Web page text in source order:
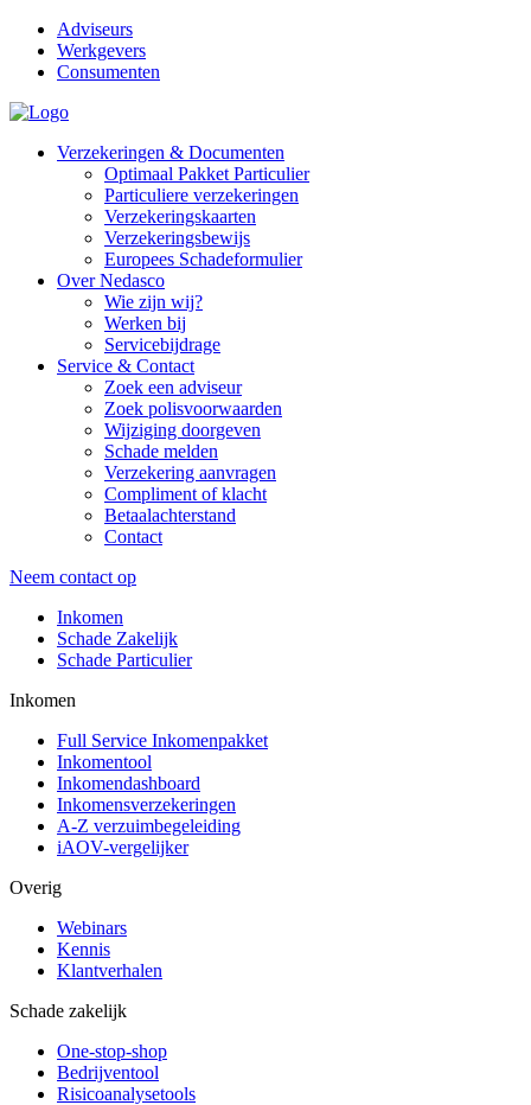
Adviseurs
Werkgevers
Consumenten
Verzekeringen & Documenten
Optimaal Pakket Particulier
Particuliere verzekeringen
Verzekeringskaarten
Verzekeringsbewijs
Europees Schadeformulier
Over Nedasco
Wie zijn wij?
Werken bij
Servicebijdrage
Service & Contact
Zoek een adviseur
Zoek polisvoorwaarden
Wijziging doorgeven
Schade melden
Verzekering aanvragen
Compliment of klacht
Betaalachterstand
Contact
Neem contact op
Inkomen
Schade Zakelijk
Schade Particulier
Inkomen
Full Service Inkomenpakket
Inkomentool
Inkomendashboard
Inkomensverzekeringen
A-Z verzuimbegeleiding
iAOV-vergelijker
Overig
Webinars
Kennis
Klantverhalen
Schade zakelijk
One-stop-shop
Bedrijventool
Risicoanalysetools